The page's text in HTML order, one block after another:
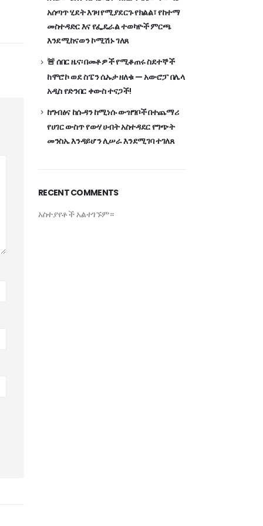
አሰጣጥ ሂደት እገዛ የሚያደርጉ የክልል፣ የከተማ
መስተዳድር እና የፌዴራል ተወካዮች ምርጫ
እንደሚከናወን ኮሚሽኑ ገለጸ
🚨 ሰበር ዜና፡ በመቶዎች የሚቆጠሩ ስደተኞች
ከሞሮኮ ወደ ስፔን ሴኡታ ዘለቁ — አውሮፓ በሌላ
አዲስ የድንበር ቀውስ ተናጋች!
ከግብፅና ከሱዳን ከሚነሱ ውዝግቦች በተጨማሪ
የሀገር ውስጥ የውሃ ሀብት አስተዳደር የግጭት
መንስኤ እንዳይሆን ሊሠራ እንደሚገባ ተገለጸ
RECENT COMMENTS
አስተያየቶች አልተገኙም።